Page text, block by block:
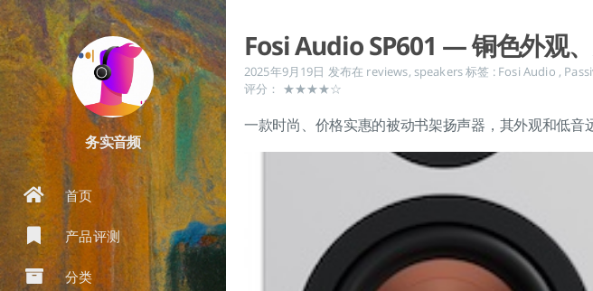
务实音频
首页
产品评测
分类
Fosi Audio SP601 — 铜色外观
2025年9月19日 发布在 reviews, speakers标签 : Fosi Audio ,
评分： ★★★★☆
一款时尚、价格实惠的被动书架扬声器，其外观和低